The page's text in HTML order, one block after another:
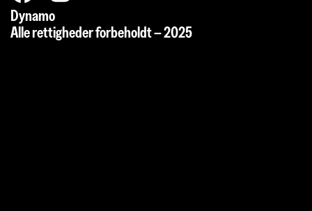
Dynamo
Alle rettigheder forbeholdt – 2025